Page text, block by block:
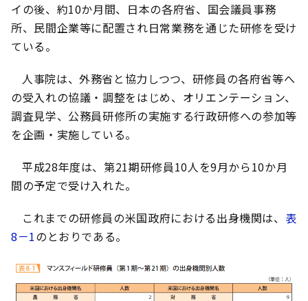
イの後、約10か月間、日本の各府省、国会議員事務
所、民間企業等に配置され日常業務を通じた研修を受け
ている。
人事院は、外務省と協力しつつ、研修員の各府省等へ
の受入れの協議・調整をはじめ、オリエンテーション、
調査見学、公務員研修所の実施する行政研修への参加等
を企画・実施している。
平成28年度は、第21期研修員10人を9月から10か月
間の予定で受け入れた。
これまでの研修員の米国政府における出身機関は、 表
8－1のとおりである。